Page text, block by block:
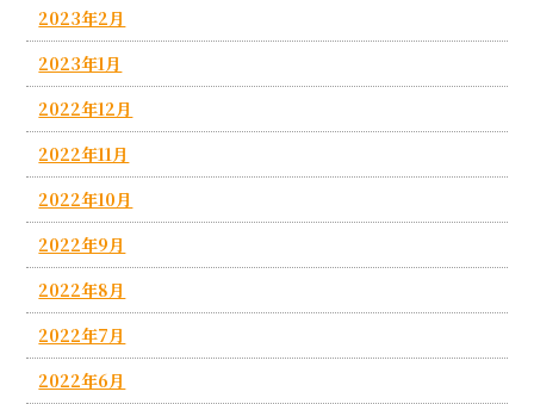
2023年2月
2023年1月
2022年12月
2022年11月
2022年10月
2022年9月
2022年8月
2022年7月
2022年6月